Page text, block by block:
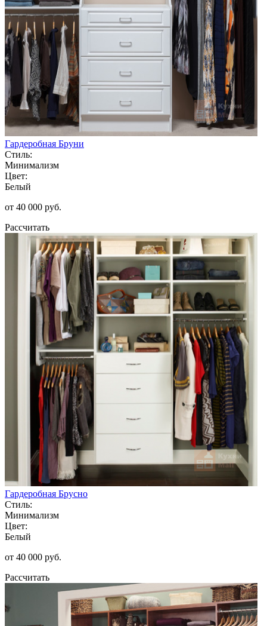
Гардеробная Бруни
Стиль:
Минимализм
Цвет:
Белый
от 40 000 руб.
Рассчитать
Гардеробная Брусно
Стиль:
Минимализм
Цвет:
Белый
от 40 000 руб.
Рассчитать